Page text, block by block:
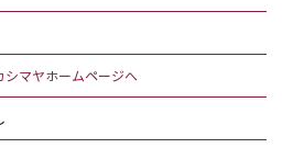
シマヤホームページへ